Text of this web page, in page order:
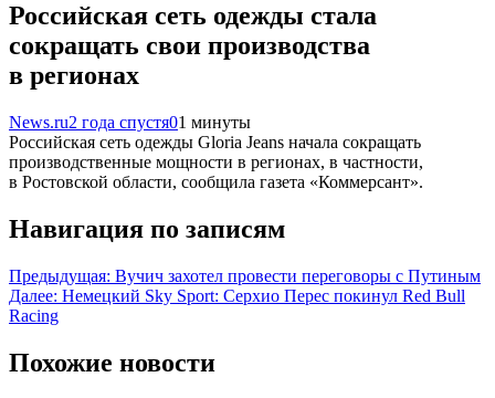
Российская сеть одежды стала
сокращать свои производства
в регионах
News.ru2 года спустя01 минуты
Российская сеть одежды Gloria Jeans начала сокращать
производственные мощности в регионах, в частности,
в Ростовской области, сообщила газета «Коммерсант».
Навигация по записям
Предыдущая: Вучич захотел провести переговоры с Путиным
Далее: Немецкий Sky Sport: Серхио Перес покинул Red Bull
Racing
Похожие новости